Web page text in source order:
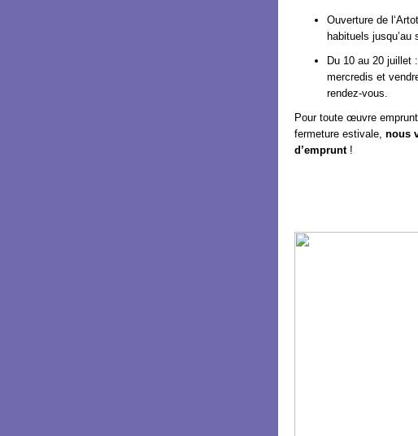
Ouverture de
habituels
Du 10 au 20 juillet
mercredis et
rendez-vous.
Pour toute œuvre
fermeture estivale, nous
d’emprunt!